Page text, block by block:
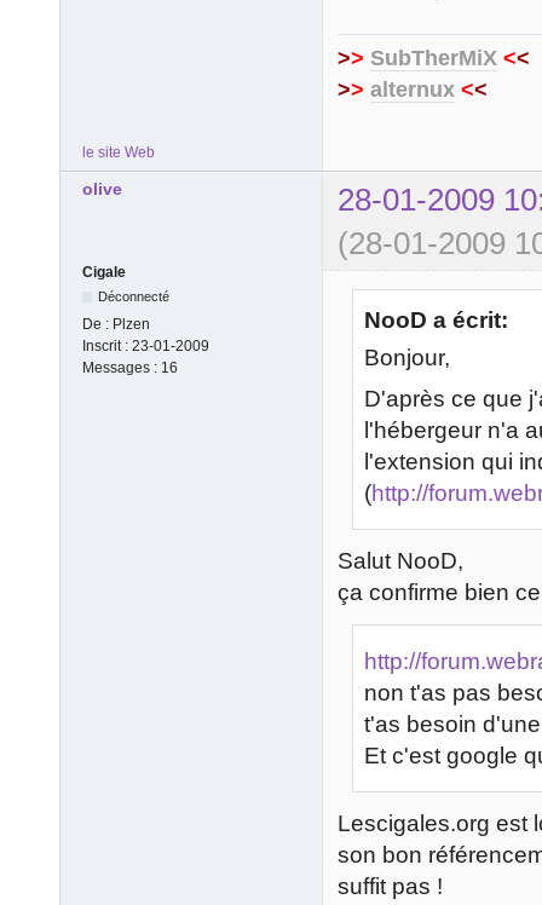
>> SubTherMiX <<
>> alternux <<
le site Web
olive
28-01-2009
(28-01-2009
Cigale
Déconnecté
De : Plzen
Inscrit : 23-01-2009
Messages : 16
NooD a écrit:
Bonjour,
D'après ce que
l'hébergeur n'a
l'extension qui
(http://
Salut NooD,
ça confirme bien
http://
non t'as pas
t'as besoin
Et c'est google
Lescigales.org est
son bon
suffit pas !